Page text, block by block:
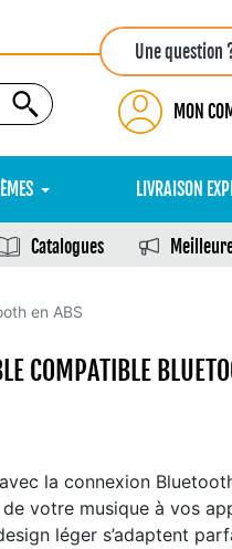
Une question
MON
LIVRAISON
Catalogues
en ABS
COMPATIBLE
la connexion
votre musique à vos
léger s’adaptent